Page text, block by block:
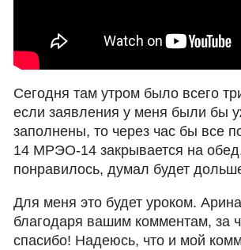
Сегодня там утром было всего
если заявления у меня были бы
заполнены, то через час бы все
14 МРЭО-14 закрывается на
понравилось, думал будет
Для меня это будет уроком.
благодаря вашим комментам, за
спасибо! Надеюсь, что и мой